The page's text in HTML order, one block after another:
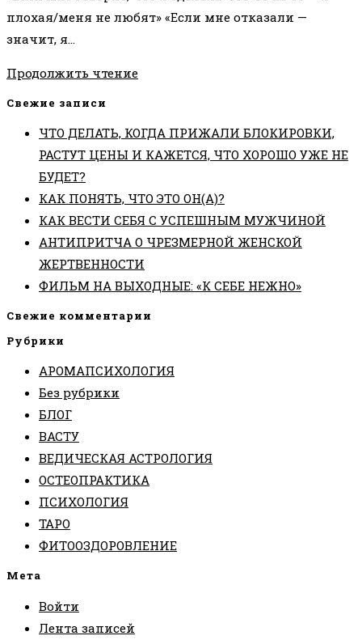
плохая/меня не любят» «Если мне отказали —
значит, я…
Продолжить чтениеЧТО
НЕ
ТАК?
Свежие записи
ЧТО ДЕЛАТЬ, КОГДА ПРИЖАЛИ БЛОКИРОВКИ,
РАСТУТ ЦЕНЫ И КАЖЕТСЯ, ЧТО ХОРОШО УЖЕ НЕ
БУДЕТ?
КАК ПОНЯТЬ, ЧТО ЭТО ОН(А)?
КАК ВЕСТИ СЕБЯ С УСПЕШНЫМ МУЖЧИНОЙ
АНТИПРИТЧА О ЧРЕЗМЕРНОЙ ЖЕНСКОЙ
ЖЕРТВЕННОСТИ
ФИЛЬМ НА ВЫХОДНЫЕ: «К СЕБЕ НЕЖНО»
Свежие комментарии
Рубрики
АРОМАПСИХОЛОГИЯ
Без рубрики
БЛОГ
ВАСТУ
ВЕДИЧЕСКАЯ АСТРОЛОГИЯ
ОСТЕОПРАКТИКА
ПСИХОЛОГИЯ
ТАРО
ФИТООЗДОРОВЛЕНИЕ
Мета
Войти
Лента записей